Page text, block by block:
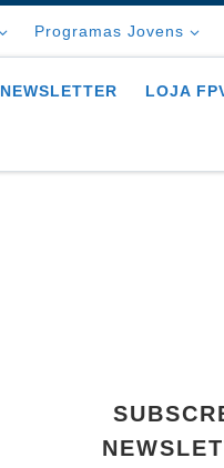
Programas Jovens
NEWSLETTER LOJA